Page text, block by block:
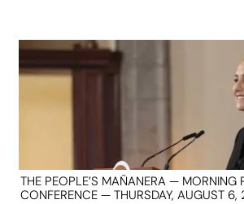
THE PEOPLE’S MAÑANERA — MORNING
CONFERENCE — THURSDAY, AUGUST